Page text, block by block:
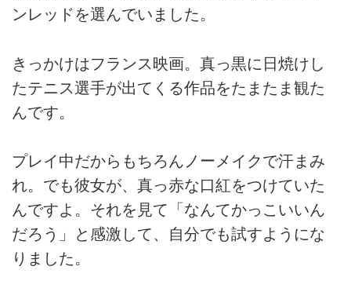
ンレッドを選んでいました。
きっかけはフランス映画。真っ黒に日焼けし
たテニス選手が出てくる作品をたまたま観た
んです。
プレイ中だからもちろんノーメイクで汗まみ
れ。でも彼女が、真っ赤な口紅をつけていた
んですよ。それを見て「なんてかっこいいん
だろう」と感激して、自分でも試すようにな
りました。